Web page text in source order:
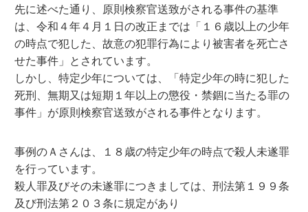
先に述べた通り、原則検察官送致がされる事件の基準
は、令和４年４月１日の改正までは「１６歳以上の少年
の時点で犯した、故意の犯罪行為により被害者を死亡さ
せた事件」とされています。
しかし、特定少年については、「特定少年の時に犯した
死刑、無期又は短期１年以上の懲役・禁錮に当たる罪の
事件」が原則検察官送致がされる事件となります。
事例のＡさんは、１８歳の特定少年の時点で殺人未遂罪
を行っています。
殺人罪及びその未遂罪につきましては、刑法第１９９条
及び刑法第２０３条に規定があり